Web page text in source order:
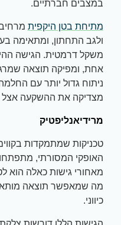
במצבים חברתיים.
מתיחת בטן היקפית
ולגב התחתון, ומתאימה
משקל דרמטית. הגישה
אחת, ומפיקה תוצאה
ניתוח גדול יותר עם
מצדיקה את ההשקעה אצל
מרידיאנליפטיק
טכניקות שמתמקדות
האופקי המסורתי,
מאחורי גישות כאלה הוא
מה שמאפשר תוצאה
כיווני.